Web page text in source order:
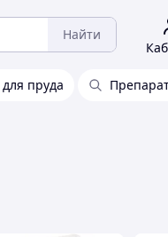
Найти
пруда